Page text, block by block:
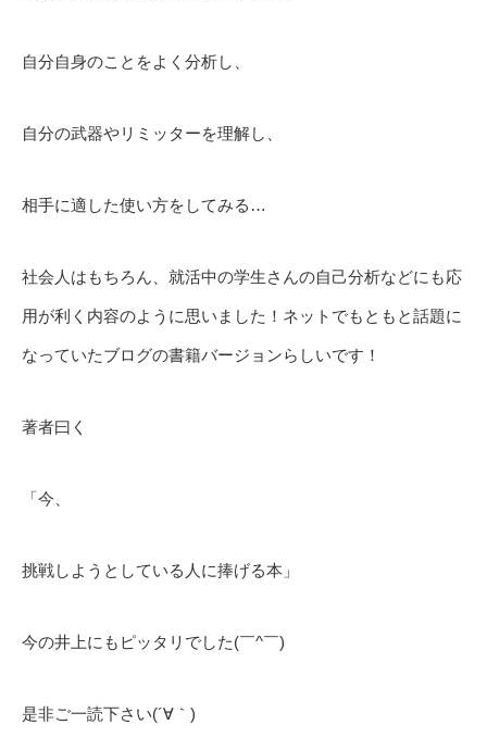
自分自身のことをよく分析し、
自分の武器やリミッターを理解し、
相手に適した使い方をしてみる…
社会人はもちろん、就活中の学生さんの自己分析などにも応
用が利く内容のように思いました！ネットでもともと話題に
なっていたブログの書籍バージョンらしいです！
著者曰く
「今、
挑戦しようとしている人に捧げる本」
今の井上にもピッタリでした(￣^￣)ゞ
是非ご一読下さい(´∀｀)